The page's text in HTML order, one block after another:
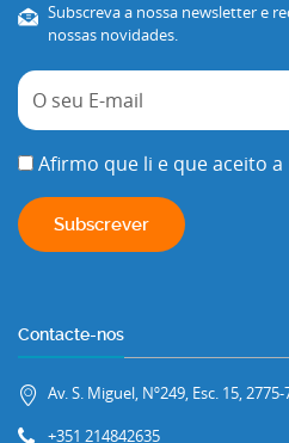
Subscreva a nossa newsletter e
nossas novidades.
Afirmo que li e que aceito a
Contacte-nos
Av. S. Miguel, Nº249, Esc. 15,
+351 214842635